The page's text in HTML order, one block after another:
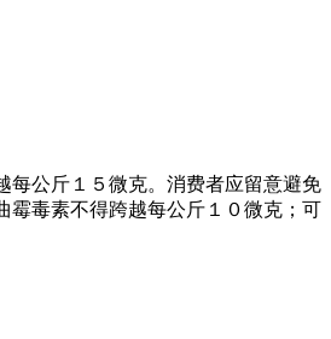
公斤１５微克。消费者应留意避免
霉毒素不得跨越每公斤１０微克；可